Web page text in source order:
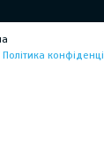
Політика